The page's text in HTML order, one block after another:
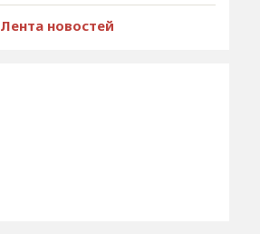
Лента новостей